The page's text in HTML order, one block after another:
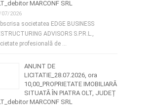
MARCONF SRL
07/2026
societatea EDGE BUSINESS
ADVISORS S.P.R.L.,
profesională de …
ANUNT DE
LICITATIE_28.07.2026, ora
10,00_PROPRIETATE IMOBILIARĂ
SITUATĂ ÎN PIATRA OLT, JUDEȚ
MARCONF SRL